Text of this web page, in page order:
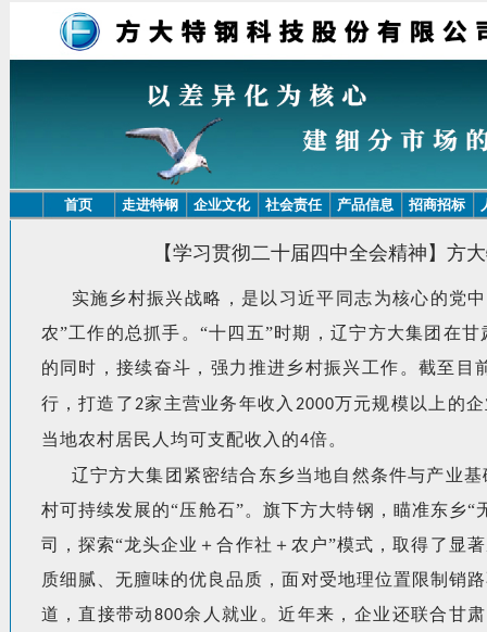
首页 走进特钢 企业文化 社会责任 产品信息 招商招标
【学习贯彻二十届四中全会精神】方
实施乡村振兴战略，是以习近平同志为核心的党
农”工作的总抓手。“十四五”时期， 辽宁方大集团在甘
的同时，接续奋斗，强力推进乡村振兴工作。截至目
行，打造了2家主营业务年收入 2000万元规模以上的
当地农村居民人均可支配收入的4倍。
辽宁方大集团紧密结合东乡当地自然条件与产业
村可持续发展的“压舱石”。 旗下方大特钢 ， 瞄准东乡“
司，探索“龙头企业＋合作社＋农户”模式，取得了显
质细腻、无膻味的优良品质，面对受地理位置限制销
道，直接带动800余人就业。近年来，企业还联合甘